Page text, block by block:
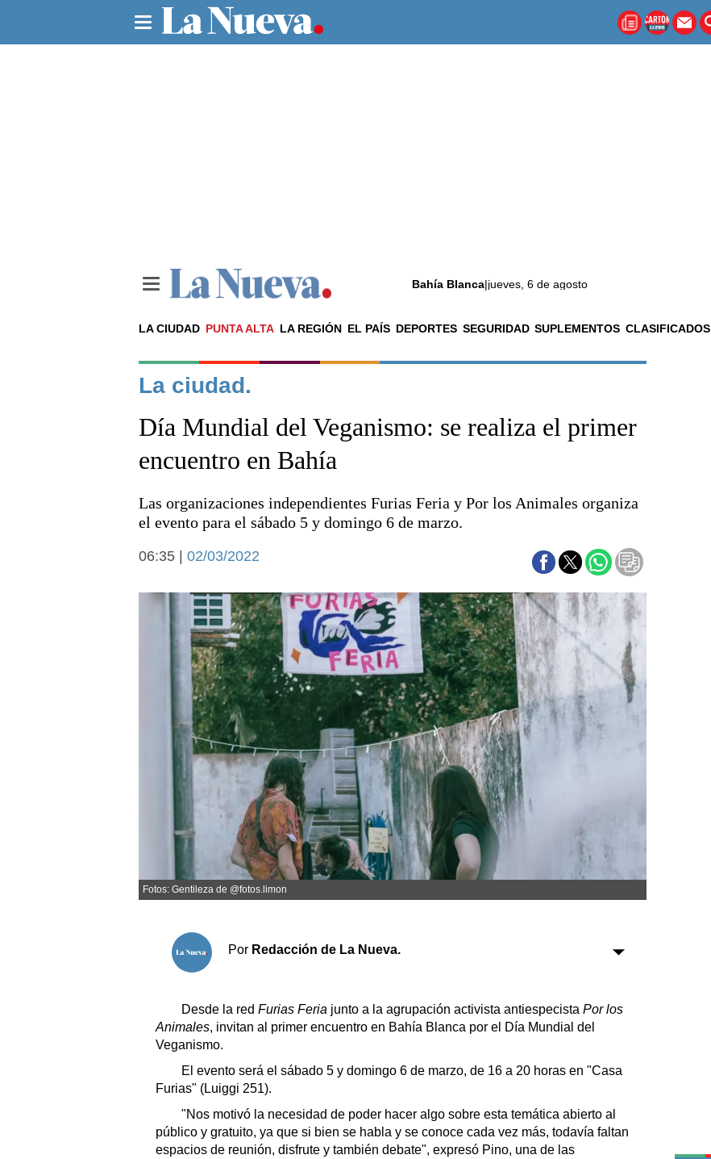
Bahía Blanca|jueves, 6 de agosto
LA CIUDAD PUNTA ALTA LA REGIÓN EL PAÍS DEPORTES SEGURIDAD SUPLEMENTOS CLASIFICADOS
Noticias
La ciudad
El país
Deportes
Escenario Olímpico
Liga del Sur
Federal A
Arte y cultura
Aplausos
Cines
Economía y campo
Economía y finanzas
Con el campo
Espacio empresas
Sociedad y tiempo libre
Sociedad
Tecnología
Turismo
Salud
Es viral
El tiempo
Cartón Lleno
Fúnebres
Horóscopo
Suplementos
Transportes
Loterías
Fúnebres
Teléfonos de urgencia
La ciudad.
Día Mundial del Veganismo: se realiza el primer
encuentro en Bahía
Las organizaciones independientes Furias Feria y Por los Animales organiza
el evento para el sábado 5 y domingo 6 de marzo.
06:35 | 02/03/2022
Fotos: Gentileza de @fotos.limon
Por Redacción de La Nueva.
Desde la red Furias Feria junto a la agrupación activista antiespecista Por los
Animales, invitan al primer encuentro en Bahía Blanca por el Día Mundial del
Veganismo.
El evento será el sábado 5 y domingo 6 de marzo, de 16 a 20 horas en "Casa
Furias" (Luiggi 251).
"Nos motivó la necesidad de poder hacer algo sobre esta temática abierto al
público y gratuito, ya que si bien se habla y se conoce cada vez más, todavía faltan
espacios de reunión, disfrute y también debate", expresó Pino, una de las